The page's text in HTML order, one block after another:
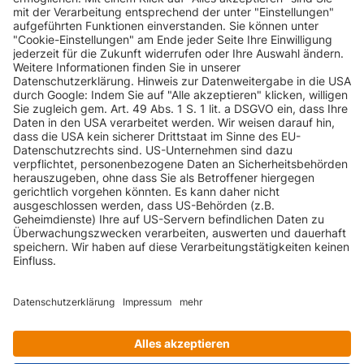
(8E/8H/QB6)
quattro
AUDI
A4
(8E/8H/QB6)
A4 2.0 130 PS
AUDI
A4
(8E/8H/QB6)
A4 2.0 130 PS
AUDI
A4
(8E/8H/QB6)
A4 2.0 FSI 150 PS
AUDI
A4
(8E/8H/QB6)
A4 2.0 T FSI 220 PS
AUDI
A4
(8E/8H/QB6)
A4 2.0 T FSI 200 PS
(8E/8H/QB6)
quattro
INFORMATIONEN
KUNDENSERVICE
INFORMATIONEN
ZAHLUNGSARTEN
KONTAKT
GEPRÜFTE QUALITÄT
VERSANDARTEN